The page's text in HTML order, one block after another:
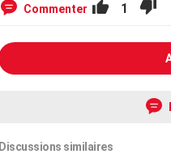
Commenter 1
Discussions similaires